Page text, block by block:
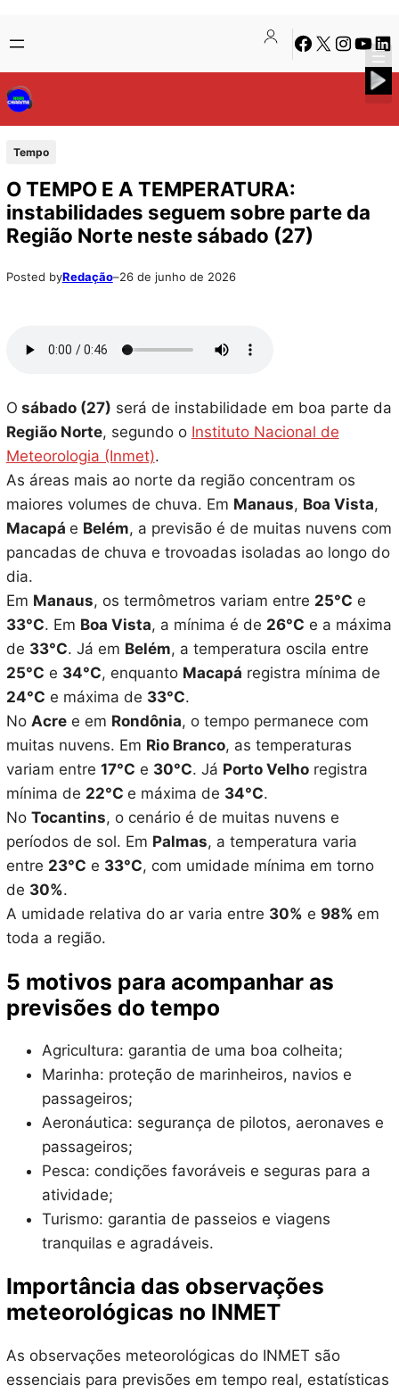
para
o
conteúdo
to
content
Facebook
X Instagram
Tempo
O TEMPO E A TEMPERATURA:
instabilidades seguem sobre parte da
Região Norte neste sábado (27)
Posted byRedação–26 de junho de 2026
O sábado (27) será de instabilidade em boa parte da
Região Norte, segundo o Instituto Nacional de
Meteorologia (Inmet).
As áreas mais ao norte da região concentram os
maiores volumes de chuva. Em Manaus, Boa Vista,
Macapá e Belém, a previsão é de muitas nuvens com
pancadas de chuva e trovoadas isoladas ao longo do
dia.
Em Manaus, os termômetros variam entre 25°C e
33°C. Em Boa Vista, a mínima é de 26°C e a máxima
de 33°C. Já em Belém, a temperatura oscila entre
25°C e 34°C, enquanto Macapá registra mínima de
24°C e máxima de 33°C.
No Acree em Rondônia, o tempo permanece com
muitas nuvens. Em Rio Branco, as temperaturas
variam entre 17°C e 30°C. Já Porto Velhoregistra
mínima de 22°C e máxima de 34°C.
No Tocantins, o cenário é de muitas nuvens e
períodos de sol. Em Palmas, a temperatura varia
entre 23°C e 33°C, com umidade mínima em torno
de 30%.
A umidade relativa do ar varia entre 30% e 98% em
toda a região.
5 motivos para acompanhar as
previsões do tempo
Agricultura: garantia de uma boa colheita;
Marinha: proteção de marinheiros, navios e
passageiros;
Aeronáutica: segurança de pilotos, aeronaves e
passageiros;
Pesca: condições favoráveis e seguras para a
atividade;
Turismo: garantia de passeios e viagens
tranquilas e agradáveis.
Importância das observações
meteorológicas no INMET
As observações meteorológicas do INMET são
essenciais para previsões em tempo real, estatísticas